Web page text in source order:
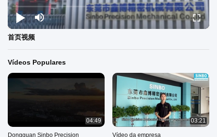
首页视频
Vídeos Populares
04:49
Dongguan Sinbo Precision
03:21
Vídeo da empresa